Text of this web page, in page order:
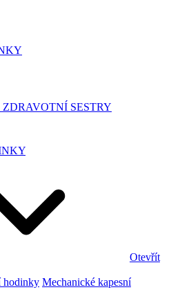
SESTRY
Otevřít
hodinky Mechanické kapesní